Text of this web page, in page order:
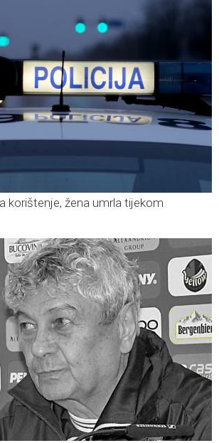
korištenje, žena umrla tijekom